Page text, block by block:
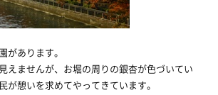
があります。
えませんが、お堀の周りの銀杏が色づいてい
が憩いを求めてやってきています。